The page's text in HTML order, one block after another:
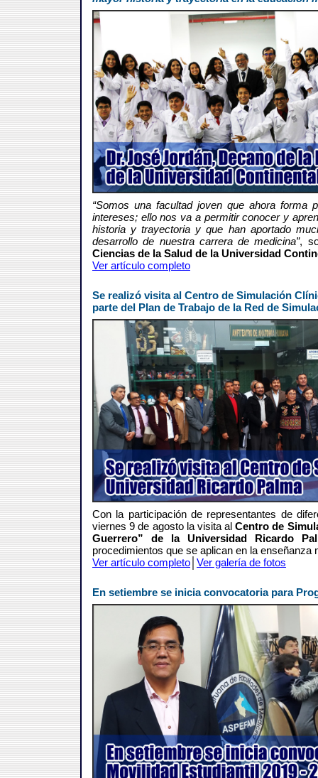
“Somos una facultad joven que ahora
intereses; ello nos va a permitir conocer y
historia y trayectoria y que han aportado
desarrollo de nuestra carrera de medicina”,
Ciencias de la Salud de la Universidad
Ver artículo completo
Se realizó visita al Centro de Simulación
parte del Plan de Trabajo de la Red de
Con la participación de representantes de
viernes 9 de agosto la visita alCentro de
Guerrero” de la Universidad Ricardo
procedimientos que se aplican en la
Ver artículo completo Ver galería de fotos
En setiembre se inicia convocatoria para